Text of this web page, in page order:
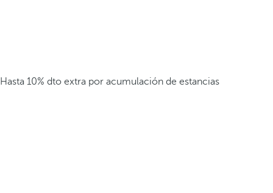
Hasta 10% dto extra por acumulación de estancias